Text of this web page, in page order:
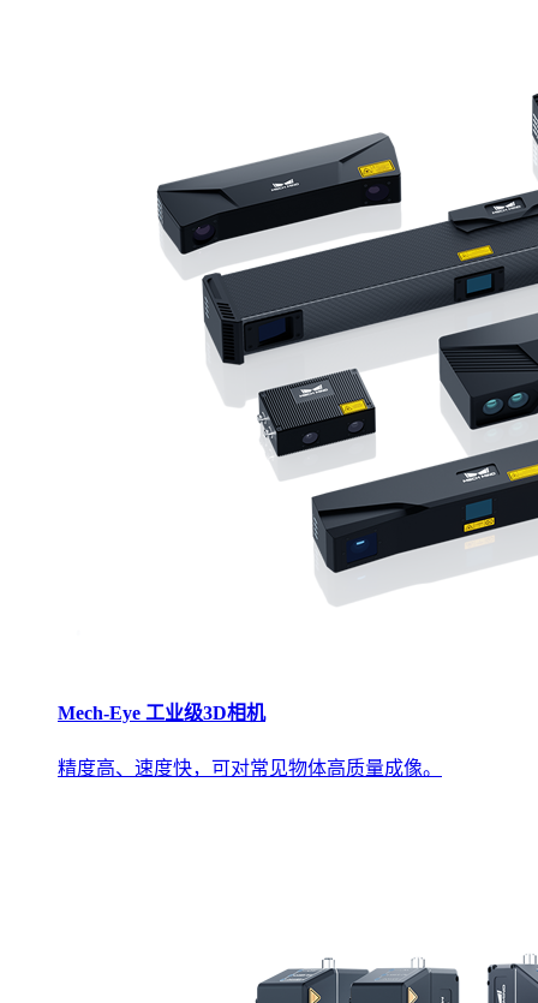
Mech-Eye 工业级3D相机
精度高、速度快，可对常见物体高质量成像。